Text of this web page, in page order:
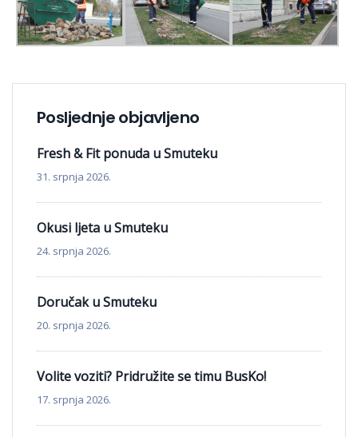
Posljednje objavljeno
Fresh & Fit ponuda u Smuteku
31. srpnja 2026.
Okusi ljeta u Smuteku
24. srpnja 2026.
Doručak u Smuteku
20. srpnja 2026.
Volite voziti? Pridružite se timu BusKo!
17. srpnja 2026.